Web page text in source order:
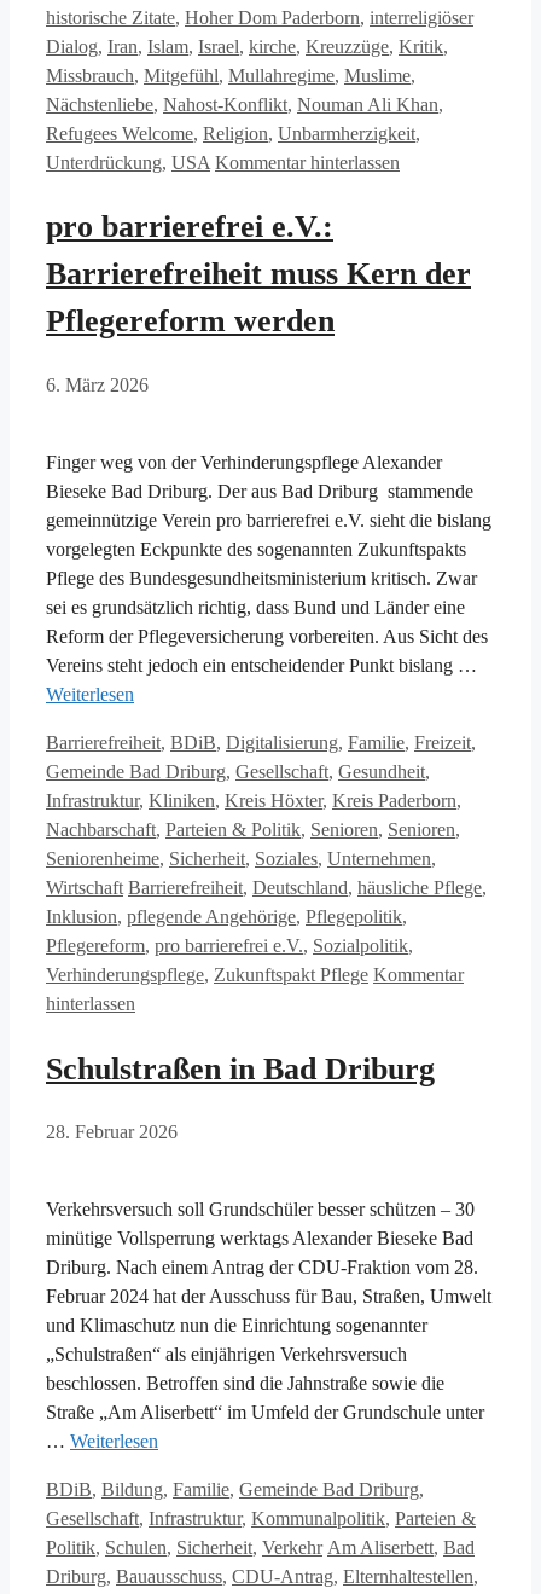
historische Zitate, Hoher Dom Paderborn, interreligiöser
Dialog, Iran, Islam, Israel, kirche, Kreuzzüge, Kritik,
Missbrauch, Mitgefühl, Mullahregime, Muslime,
Nächstenliebe, Nahost-Konflikt, Nouman Ali Khan,
Refugees Welcome, Religion, Unbarmherzigkeit,
Unterdrückung, USA Kommentar hinterlassen
pro barrierefrei e.V.:
Barrierefreiheit muss Kern der
Pflegereform werden
6. März 2026
Finger weg von der Verhinderungspflege Alexander
Bieseke Bad Driburg. Der aus Bad Driburg stammende
gemeinnützige Verein pro barrierefrei e.V. sieht die bislang
vorgelegten Eckpunkte des sogenannten Zukunftspakts
Pflege des Bundesgesundheitsministerium kritisch. Zwar
sei es grundsätzlich richtig, dass Bund und Länder eine
Reform der Pflegeversicherung vorbereiten. Aus Sicht des
Vereins steht jedoch ein entscheidender Punkt bislang …
Weiterlesen
Kategorien
Barrierefreiheit, BDiB, Digitalisierung, Familie, Freizeit,
Gemeinde Bad Driburg, Gesellschaft, Gesundheit,
Infrastruktur, Kliniken, Kreis Höxter, Kreis Paderborn,
Nachbarschaft, Parteien & Politik, Senioren, Senioren,
Seniorenheime, Sicherheit, Soziales, Unternehmen,
Wirtschaft Schlagwörter
Barrierefreiheit, Deutschland, häusliche Pflege,
Inklusion, pflegende Angehörige, Pflegepolitik,
Pflegereform, pro barrierefrei e.V., Sozialpolitik,
Verhinderungspflege, Zukunftspakt Pflege Kommentar
hinterlassen
Schulstraßen in Bad Driburg
28. Februar 2026
Verkehrsversuch soll Grundschüler besser schützen – 30
minütige Vollsperrung werktags Alexander Bieseke Bad
Driburg. Nach einem Antrag der CDU-Fraktion vom 28.
Februar 2024 hat der Ausschuss für Bau, Straßen, Umwelt
und Klimaschutz nun die Einrichtung sogenannter
„Schulstraßen“ als einjährigen Verkehrsversuch
beschlossen. Betroffen sind die Jahnstraße sowie die
Straße „Am Aliserbett“ im Umfeld der Grundschule unter
… Weiterlesen
Kategorien
BDiB, Bildung, Familie, Gemeinde Bad Driburg,
Gesellschaft, Infrastruktur, Kommunalpolitik, Parteien &
Politik, Schulen, Sicherheit, Verkehr Schlagwörter
Am Aliserbett, Bad
Driburg, Bauausschuss, CDU-Antrag, Elternhaltestellen,